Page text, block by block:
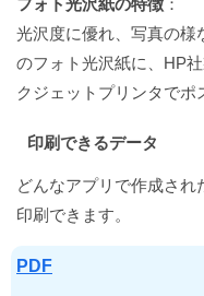
フォト光沢紙の特徴 ：
光沢度に優れ、写真の様
のフォト光沢紙に、HP
クジェットプリンタでポ
印刷できるデータ
どんなアプリで作成さ
印刷できます。
PDF